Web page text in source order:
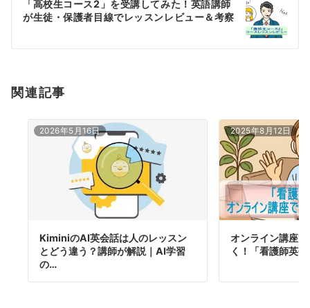
ン
「高校生コース2」を受講してみた！英語講師
が生徒・保護者目線でレッスンレビュー＆考察
関連記事
2026年5月16日
KiminiのAI英会話は人のレッスン
とどう違う？講師が解説｜AI学習
の…
2025年8月12日
オンライン講座
く！「看護師英